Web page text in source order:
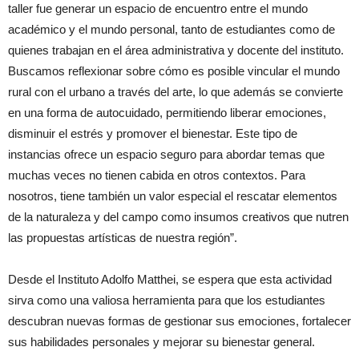
taller fue generar un espacio de encuentro entre el mundo
académico y el mundo personal, tanto de estudiantes como de
quienes trabajan en el área administrativa y docente del instituto.
Buscamos reflexionar sobre cómo es posible vincular el mundo
rural con el urbano a través del arte, lo que además se convierte
en una forma de autocuidado, permitiendo liberar emociones,
disminuir el estrés y promover el bienestar. Este tipo de
instancias ofrece un espacio seguro para abordar temas que
muchas veces no tienen cabida en otros contextos. Para
nosotros, tiene también un valor especial el rescatar elementos
de la naturaleza y del campo como insumos creativos que nutren
las propuestas artísticas de nuestra región”.
Desde el Instituto Adolfo Matthei, se espera que esta actividad
sirva como una valiosa herramienta para que los estudiantes
descubran nuevas formas de gestionar sus emociones, fortalecer
sus habilidades personales y mejorar su bienestar general.